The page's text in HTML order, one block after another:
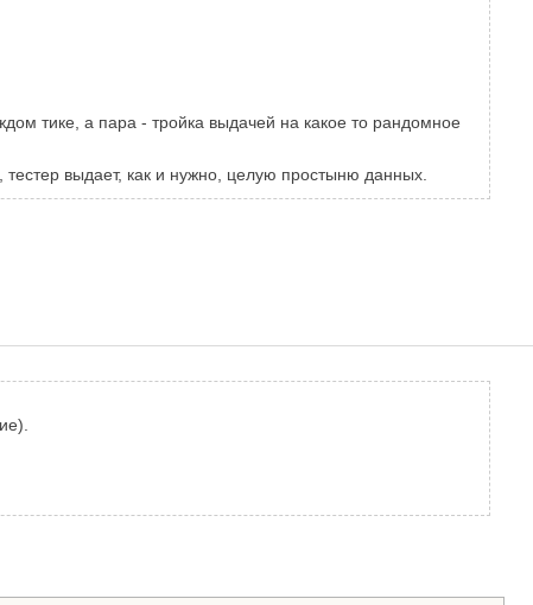
тике, а пара - тройка выдачей на какое то рандомное
выдает, как и нужно, целую простыню данных.